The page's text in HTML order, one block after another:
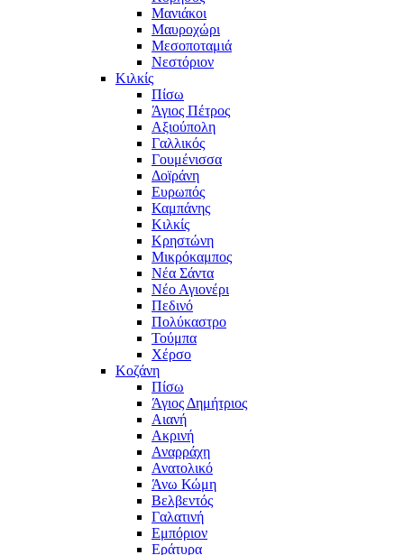
Μανιάκοι
Μαυροχώρι
Μεσοποταμιά
Νεστόριον
Κιλκίς
Πίσω
Άγιος Πέτρος
Αξιούπολη
Γαλλικός
Γουμένισσα
Δοϊράνη
Ευρωπός
Καμπάνης
Κιλκίς
Κρηστώνη
Μικρόκαμπος
Νέα Σάντα
Νέο Αγιονέρι
Πεδινό
Πολύκαστρο
Τούμπα
Χέρσο
Κοζάνη
Πίσω
Άγιος Δημήτριος
Αιανή
Ακρινή
Αναρράχη
Ανατολικό
Άνω Κώμη
Βελβεντός
Γαλατινή
Εμπόριον
Εράτυρα